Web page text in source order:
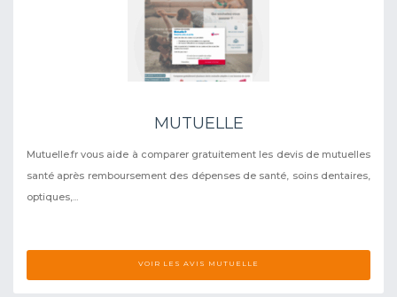
MUTUELLE
Mutuelle.fr vous aide à comparer gratuitement les devis de mutuelles
santé après remboursement des dépenses de santé, soins dentaires,
optiques,...
VOIR LES AVIS MUTUELLE